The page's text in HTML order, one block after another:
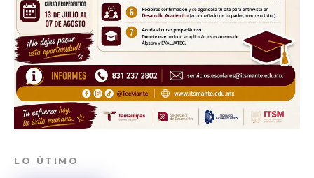
LO ÚTIMO